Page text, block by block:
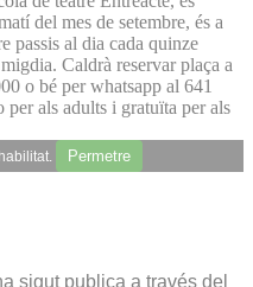
del mes de setembre, és a
passis al dia cada quinze
Caldrà reservar plaça a
o bé per whatsapp al 641
per als adults i gratuïta per als
Permetre
sigut publica a través del